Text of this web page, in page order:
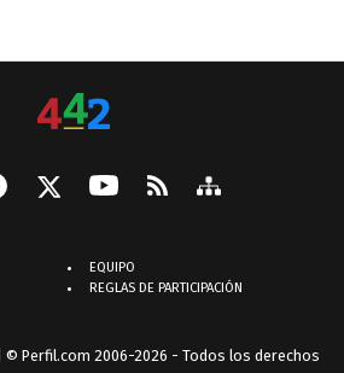
EQUIPO
REGLAS DE PARTICIPACIÓN
| © Perfil.com 2006-2026 - Todos los derechos